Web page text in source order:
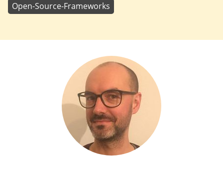
Open-Source-Frameworks